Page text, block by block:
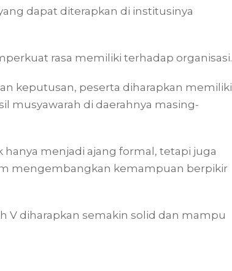
dapat diterapkan di institusinya
rasa memiliki terhadap organisasi.
keputusan, peserta diharapkan memiliki
musyawarah di daerahnya masing-
hanya menjadi ajang formal, tetapi juga
mengembangkan kemampuan berpikir
V diharapkan semakin solid dan mampu